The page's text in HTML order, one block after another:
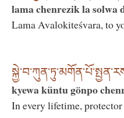
lama chenrezik la solwa
Lama Avalokiteśvara, to
kyewa küntu gönpo
In every lifetime,